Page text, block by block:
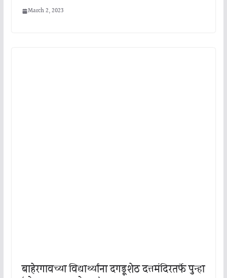
March 2, 2023
बाहेरगावच्या विद्यार्थ्यांना दगडूशेठ दत्तमंदिरतर्फे पुन्हा